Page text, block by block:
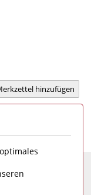
hinzufügen
1
Museums